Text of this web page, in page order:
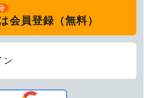
会員登録（無料）
ン